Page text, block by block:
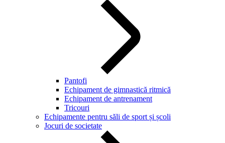
Pantofi
Echipament de gimnastică ritmică
Echipament de antrenament
Tricouri
Echipamente pentru săli de sport și școli
Jocuri de societate